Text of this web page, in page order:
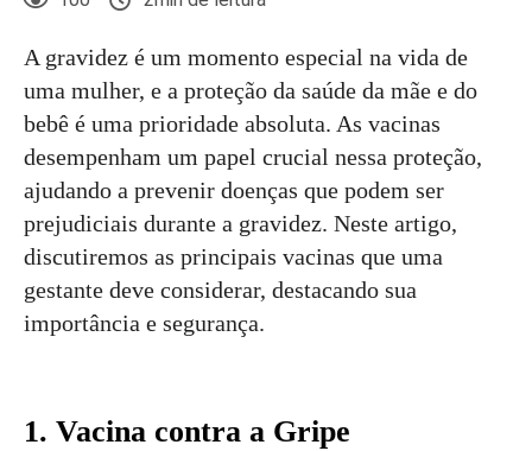
A gravidez é um momento especial na vida de
uma mulher, e a proteção da saúde da mãe e do
bebê é uma prioridade absoluta. As vacinas
desempenham um papel crucial nessa proteção,
ajudando a prevenir doenças que podem ser
prejudiciais durante a gravidez. Neste artigo,
discutiremos as principais vacinas que uma
gestante deve considerar, destacando sua
importância e segurança.
1. Vacina contra a Gripe